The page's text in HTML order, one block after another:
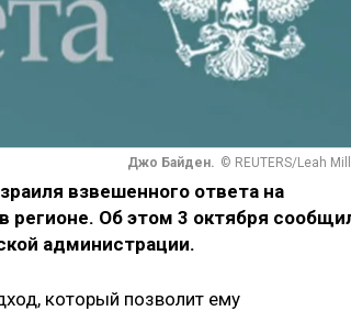
Джо Байден. © REUTERS/Leah
взвешенного ответа на
регионе. Об этом 3 октября
администрации.
который позволит ему